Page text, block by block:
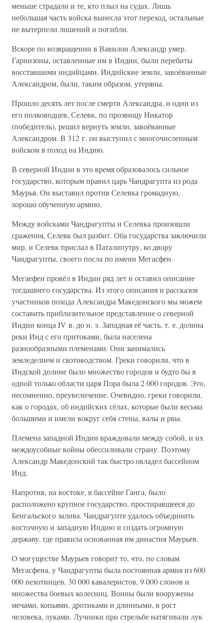
меньше страдали и те, кто плыл на судах. Лишь
небольшая часть войска вынесла этот переход, остальные
не вытерпели лишений и погибли.
Вскоре по возвращении в Вавилон Александр умер.
Гарнизоны, оставленные им в Индии, были перебиты
восставшими индийцами. Индийские земли, завоёванные
Александром, были, таким образом, утеряны.
Прошло десять лет после смерти Александра, и один из
его полководцев, Селевк, по прозвищу Никатор
(победитель), решил вернуть земли, завоёванные
Александром. В 312 г. он выступил с многочисленным
войском в поход на Индию.
В северной Индии в это время образовалось сильное
государство, которым правил царь Чандрагупта из рода
Маурья. Он выставил против Селевка громадную,
хорошо обученную армию.
Между войсками Чандрагупты и Селевка произошли
сражения, Селевк был разбит. Оба государства заключили
мир, и Селевк прислал в Паталипутру, ко двору
Чандрагупты, своего посла по имени Мегасфен.
Мегаефен провёл в Индии ряд лет и оставил описание
тогдашнего государства. Из этого описания и рассказов
участников похода Александра Македонского мы можем
составить приблизительное представление о северной
Индии конца IV в. до н. э. Западная её часть, т. е. долина
реки Инд с его притоками, была населена
разнообразными племенами. Они занимались
земледелием и скотоводством. Греки говорили, что в
Индской долине было множество городов и будто бы в
одной только области царя Пора была 2 000 городов. Это,
несомненно, преувеличение. Очевидно, греки говорили,
как о городах, об индийских сёлах, которые были весьма
большими и имели вокруг себя стены, валы и рвы.
Племена западной Индии враждовали между собой, и их
междоусобные войны обессиливали страну. Поэтому
Александр Македонский так быстро овладел бассейном
Инд.
Напротив, на востоке, в бассейне Ганга, было
расположено крупное государство, простиравшееся до
Бенгальского залива. Чандрагупте удалось объединить
восточную и западную Индию и создать огромную
державу, где правила основанная им династия Маурьев.
О могуществе Маурьев говорит то, что, по словам
Мегасфена, у Чандрагупты была постоянная армия из 600
000 пехотинцев, 30 000 кавалеристов, 9 000 слонов и
множества боевых колесниц. Воины были вооружены
мечами, копьями, дротиками и длинными, в рост
человека, луками. Лучники при стрельбе натягивали лук